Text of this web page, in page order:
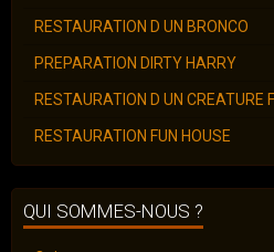
RESTAURATION D UN BRONCO
PREPARATION DIRTY HARRY
RESTAURATION D UN CREATURE
RESTAURATION FUN HOUSE
QUI SOMMES-NOUS ?